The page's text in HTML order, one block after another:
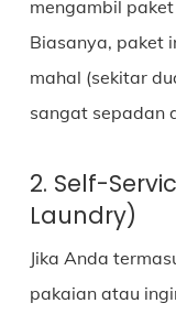
mengambil paket
Biasanya, paket
mahal (sekitar
sangat sepadan
2. Self-
Laundry)
Jika Anda
pakaian atau